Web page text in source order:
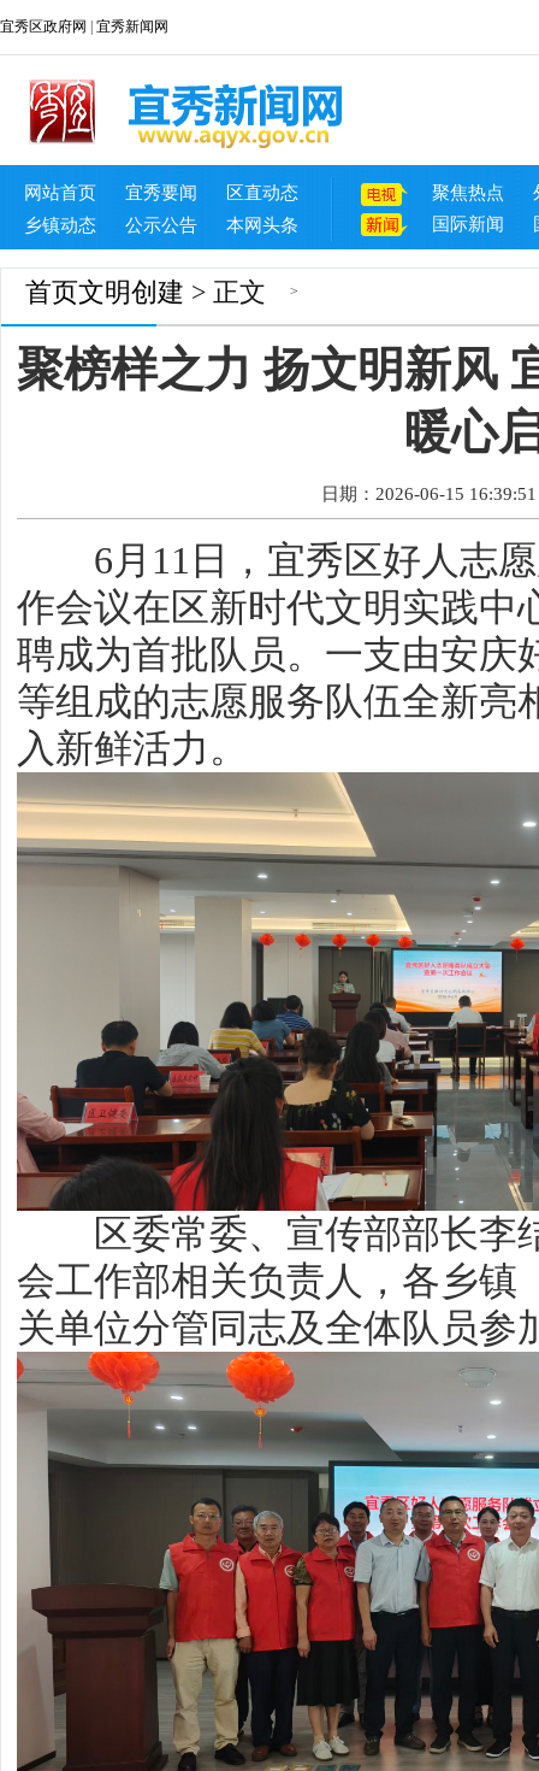
宜秀区政府网 宜秀新闻网
网站首页 宜秀要闻
区直动态
乡镇动态
公示公告 本网头条
聚焦热点
国际新闻
首页 >
文明创建 > 正文
聚榜样之力 扬文明新风
暖心
日期：2026-06-15 16:39:51
6月11日，宜秀区好人志愿
作会议在区新时代文明实践中
聘成为首批队员。一支由安庆
等组成的志愿服务队伍全新亮
入新鲜活力。
区委常委、宣传部部长李
会工作部相关负责人，各乡镇
关单位分管同志及全体队员参